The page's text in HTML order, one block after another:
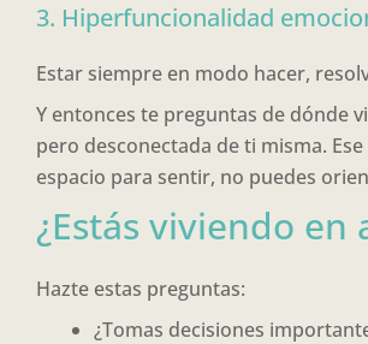
3. Hiperfuncionalidad
Estar siempre en modo hacer,
Y entonces te preguntas de dónde
pero desconectada de ti misma.
espacio para sentir, no puedes
¿Estás viviendo en
Hazte estas preguntas:
¿Tomas decisiones